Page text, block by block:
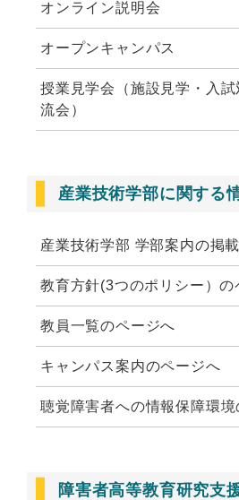
オンライン説明会
オープンキャンパス
授業見学会（施設見学・入試
流会）
産業技術学部に関する
産業技術学部 学部案内の掲
教育方針(3つのポリシー）の
教員一覧のページへ
キャンパス案内のページへ
聴覚障害者への情報保障環
障害者高等教育研究支